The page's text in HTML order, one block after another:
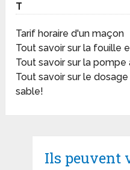
T
Tarif horaire d'un maçon
Tout savoir sur la fouille
Tout savoir sur la pompe
Tout savoir sur le
sable!
Ils peuvent